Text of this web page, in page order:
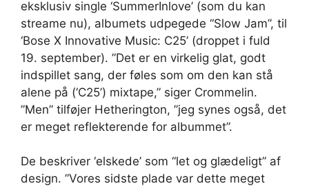
eksklusiv single ‘SummerInlove’ (som du kan
streame nu), albumets udpegede “Slow Jam”, til
‘Bose X Innovative Music: C25’ (droppet i fuld
19. september). ”Det er en virkelig glat, godt
indspillet sang, der føles som om den kan stå
alene på (‘C25’) mixtape,” siger Crommelin.
”Men” tilføjer Hetherington, ”jeg synes også, det
er meget reflekterende for albummet”.
De beskriver ‘elskede’ som “let og glædeligt” af
design. ”Vores sidste plade var dette meget